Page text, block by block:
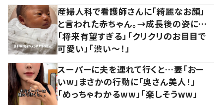
産婦人科で看護師さんに「綺麗なお顔」
と言われた赤ちゃん。→成長後の姿に…
「将来有望すぎる」「クリクリのお目目で
可愛い」「渋い～！」
スーパーに夫を連れて行くと…妻「おー
いw」まさかの行動に「奥さん美人！」
「めっちゃわかるww」「楽しそうww」